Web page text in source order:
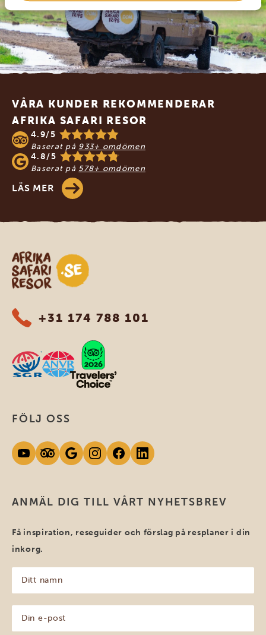
Footer
VÅRA KUNDER REKOMMENDERAR
AFRIKA SAFARI RESOR
4.9/5
Baserat på 933+ omdömen
4.8/5
Baserat på 578+ omdömen
LÄS MER
Safari-resor i Afrika
+31 174 788 101
ANMÄL DIG TILL VÅRT NYHETSBREV
Få inspiration, reseguider och förslag på resplaner i din
inkorg.
namn
(Obligatoriskt)
FÖLJ OSS